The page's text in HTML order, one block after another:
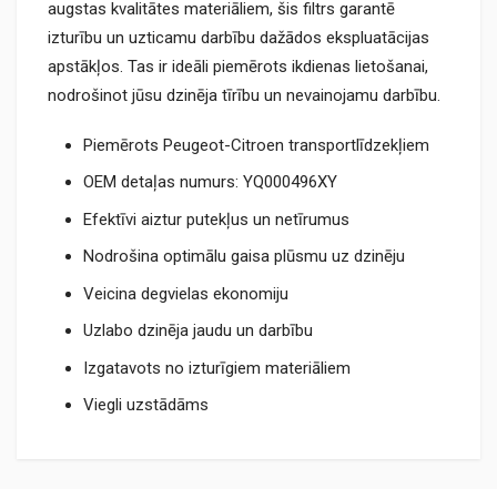
augstas kvalitātes materiāliem, šis filtrs garantē
izturību un uzticamu darbību dažādos ekspluatācijas
apstākļos. Tas ir ideāli piemērots ikdienas lietošanai,
nodrošinot jūsu dzinēja tīrību un nevainojamu darbību.
Piemērots Peugeot-Citroen transportlīdzekļiem
OEM detaļas numurs: YQ000496XY
Efektīvi aiztur putekļus un netīrumus
Nodrošina optimālu gaisa plūsmu uz dzinēju
Veicina degvielas ekonomiju
Uzlabo dzinēja jaudu un darbību
Izgatavots no izturīgiem materiāliem
Viegli uzstādāms